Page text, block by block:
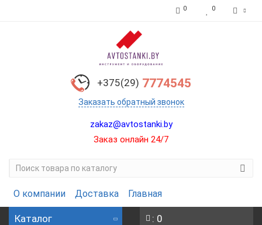
0 0
+375(29) 7774545
Заказать обратный звонок
zakaz@avtostanki.by
Заказ онлайн 24/7
О компании Доставка Главная
Каталог : 0